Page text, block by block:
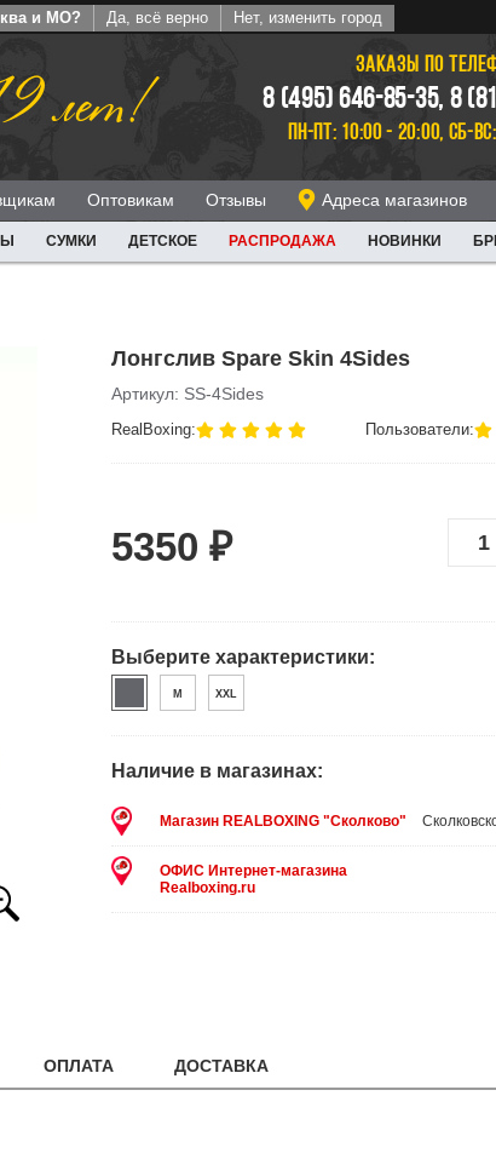
и МО? Да, всё верно Нет, изменить город
лет! ЗАКАЗЫ ПО
8 (495) 646-85-35, 8
ПН-ПТ: 10:00 - 20:00, СБ-
Оптовикам Отзывы Адреса магазинов
СУМКИ ДЕТСКОЕ РАСПРОДАЖА НОВИНКИ
Лонгслив Spare Skin 4Sides
Артикул: SS-4Sides
RealBoxing: Пользователи:
5350 ₽
Выберите характеристики:
M XXL
Наличие в магазинах:
Магазин REALBOXING "Сколково"
ОФИС Интернет-магазина
Realboxing.ru
ОПЛАТА ДОСТАВКА